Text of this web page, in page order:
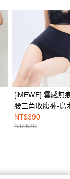
[iMEWE] 雲感無
腰三角收腹褲-鳥
NT$390
NT$580